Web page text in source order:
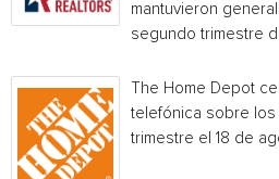
mantuvieron
segundo trimestre
The Home Depot
telefónica sobre
trimestre el 18 de